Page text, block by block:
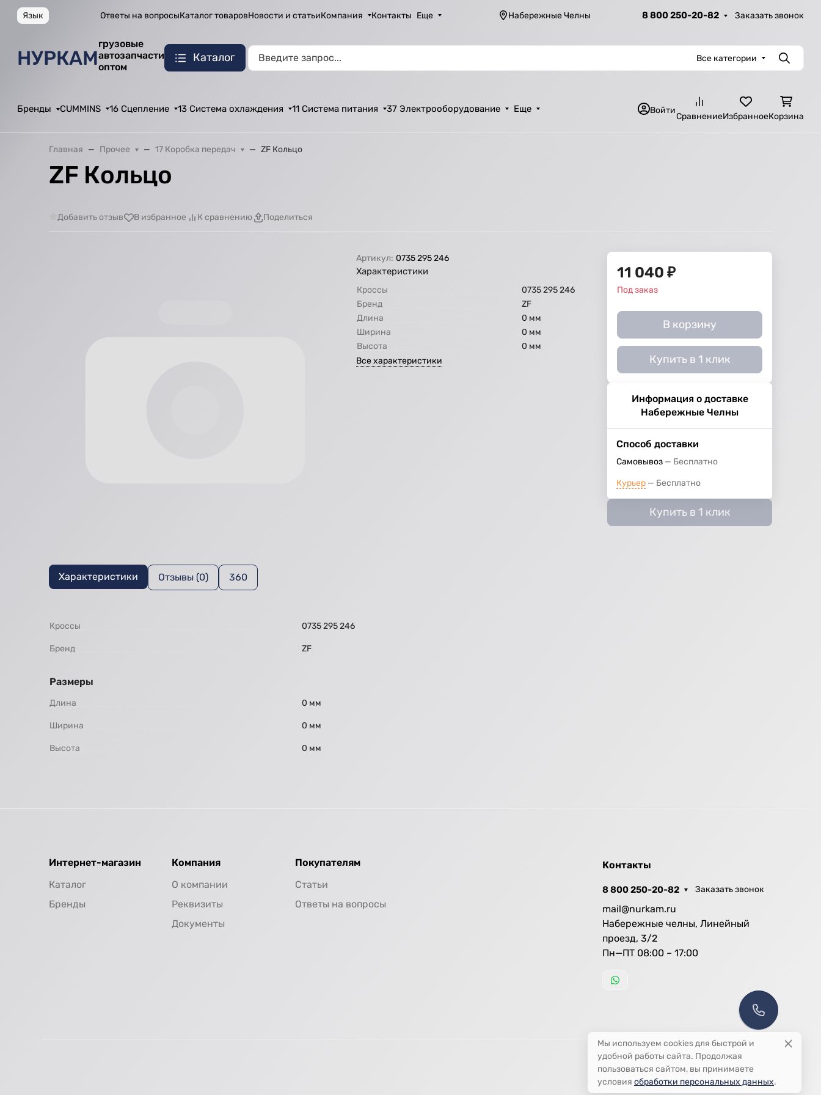
Язык Ответы на вопросыКаталог товаровНовости и статьиКомпания Контакты Еще Набережные Челны 8 800 250-20-82 Заказать звонок
НУРКАМ
грузовые
автозапчасти
оптом
Каталог Все категории Поиск
Бренды CUMMINS 16 Сцепление 13 Система охлаждения 11 Система питания 37 Электрооборудование Еще Войти
СравнениеИзбранноеКорзина
Главная Прочее 17 Коробка передач ZF Кольцо
ZF Кольцо
Добавить отзыв В избранное К сравнению Поделиться
Артикул: 0735 295 246
Характеристики
Кроссы
0735 295 246
Бренд
ZF
Длина
0 мм
Ширина
0 мм
Высота
0 мм
Все характеристики
11 040 ₽
Под заказ
В корзину
Купить в 1 клик
Информация о доставке
Набережные Челны
Способ доставки
Самовывоз Бесплатно
Курьер Бесплатно
Купить в 1 клик
Характеристики Отзывы (0) 360
Кроссы 0735 295 246
Бренд ZF
Размеры
Длина 0 мм
Ширина 0 мм
Высота 0 мм
Интернет-магазин
Каталог
Бренды
Компания
О компании
Реквизиты
Документы
Покупателям
Статьи
Ответы на вопросы
Контакты
8 800 250-20-82 Заказать звонок
mail@nurkam.ru
Набережные челны, Линейный
проезд, 3/2
Пн—ПТ 08:00 – 17:00
Мы используем cookies для быстрой и
удобной работы сайта. Продолжая
пользоваться сайтом, вы принимаете
условия обработки персональных данных.